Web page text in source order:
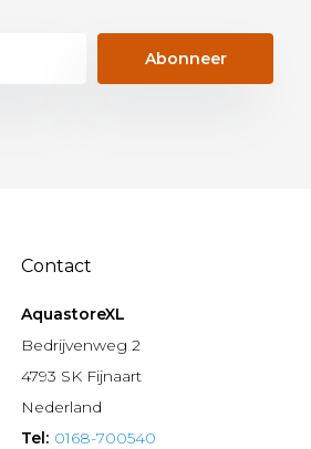
Abonneer
Contact
AquastoreXL
Bedrijvenweg 2
4793 SK Fijnaart
Nederland
Tel: 0168-700540